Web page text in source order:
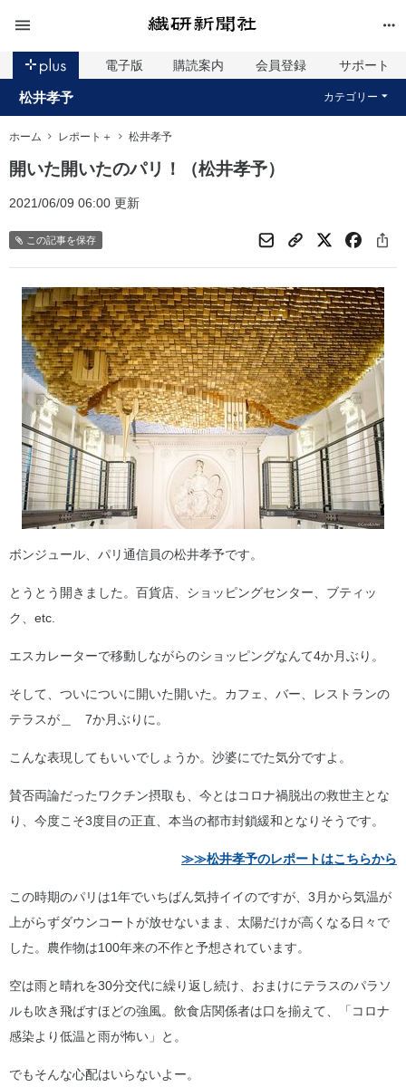
電子版 購読案内 会員登録 サポート
松井孝予 カテゴリー
ホーム レポート＋ 松井孝予
開いた開いたのパリ！（松井孝予）
2021/06/09 06:00 更新
この記事を保存
ボンジュール、パリ通信員の松井孝予です。
とうとう開きました。百貨店、ショッピングセンター、ブティッ
ク、etc.
エスカレーターで移動しながらのショッピングなんて4か月ぶり。
そして、ついについに開いた開いた。カフェ、バー、レストランの
テラスが＿ 7か月ぶりに。
こんな表現してもいいでしょうか。沙婆にでた気分ですよ。
賛否両論だったワクチン摂取も、今とはコロナ禍脱出の救世主とな
り、今度こそ3度目の正直、本当の都市封鎖緩和となりそうです。
≫≫松井孝予のレポートはこちらから
この時期のパリは1年でいちばん気持イイのですが、3月から気温が
上がらずダウンコートが放せないまま、太陽だけが高くなる日々で
した。農作物は100年来の不作と予想されています。
空は雨と晴れを30分交代に繰り返し続け、おまけにテラスのパラソ
ルも吹き飛ばすほどの強風。飲食店関係者は口を揃えて、「コロナ
感染より低温と雨が怖い」と。
でもそんな心配はいらないよー。